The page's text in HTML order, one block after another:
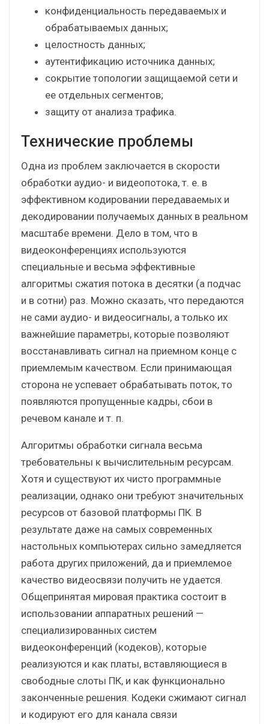
конфиденциальность передаваемых и
обрабатываемых данных;
целостность данных;
аутентификацию источника данных;
сокрытие топологии защищаемой сети и
ее отдельных сегментов;
защиту от анализа трафика.
Технические проблемы
Одна из проблем заключается в скорости
обработки аудио- и видеопотока, т. е. в
эффективном кодировании передаваемых и
декодировании получаемых данных в реальном
масштабе времени. Дело в том, что в
видеоконференциях используются
специальные и весьма эффективные
алгоритмы сжатия потока в десятки (а подчас
и в сотни) раз. Можно сказать, что передаются
не сами аудио- и видеосигналы, а только их
важнейшие параметры, которые позволяют
восстанавливать сигнал на приемном конце с
приемлемым качеством. Если принимающая
сторона не успевает обрабатывать поток, то
появляются пропущенные кадры, сбои в
речевом канале и т. п.
Алгоритмы обработки сигнала весьма
требовательны к вычислительным ресурсам.
Хотя и существуют их чисто программные
реализации, однако они требуют значительных
ресурсов от базовой платформы ПК. В
результате даже на самых современных
настольных компьютерах сильно замедляется
работа других приложений, да и приемлемое
качество видеосвязи получить не удается.
Общепринятая мировая практика состоит в
использовании аппаратных решений —
специализированных систем
видеоконференций (кодеков), которые
реализуются и как платы, вставляющиеся в
свободные слоты ПК, и как функционально
законченные решения. Кодеки сжимают сигнал
и кодируют его для канала связи